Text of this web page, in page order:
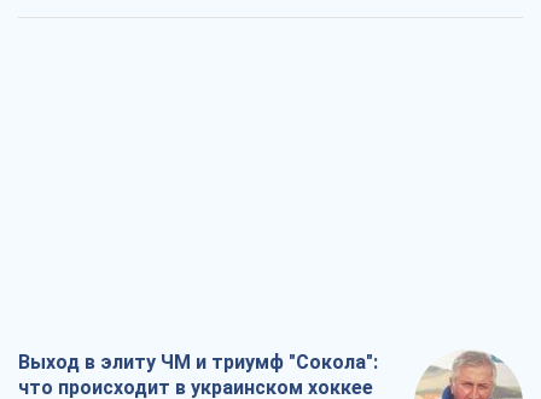
Выход в элиту ЧМ и триумф "Сокола":
что происходит в украинском хоккее